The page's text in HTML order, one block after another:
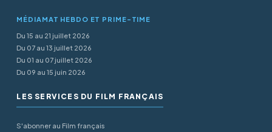
MÉDIAMAT HEBDO ET PRIME-TIME
Du 15 au 21 juillet 2026
Du 07 au 13 juillet 2026
Du 01 au 07 juillet 2026
Du 09 au 15 juin 2026
LES SERVICES DU FILM FRANÇAIS
S'abonner au Film français